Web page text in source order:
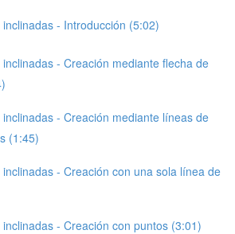
- Introducción (5:02)
- Creación mediante flecha de
- Creación mediante líneas de
(1:45)
- Creación con una sola línea de
- Creación con puntos (3:01)